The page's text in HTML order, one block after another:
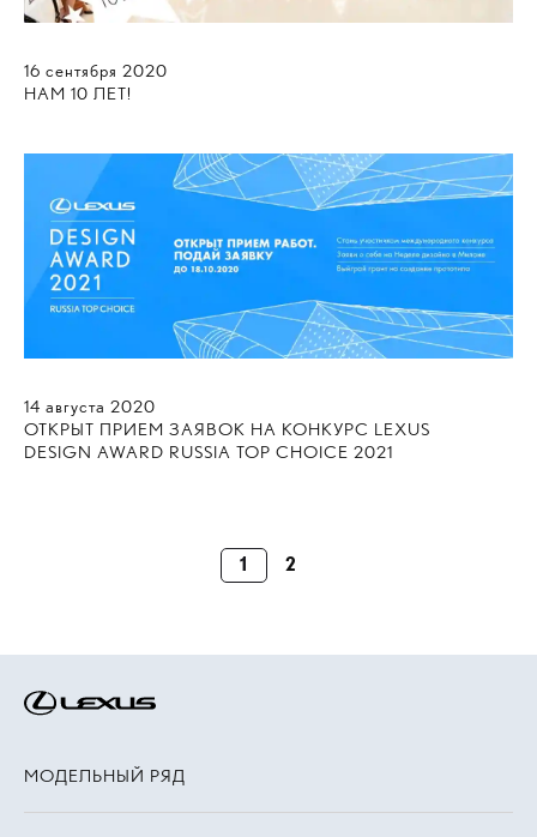
16 сентября 2020
НАМ 10 ЛЕТ!
14 августа 2020
ОТКРЫТ ПРИЕМ ЗАЯВОК НА КОНКУРС LEXUS
DESIGN AWARD RUSSIA TOP CHOICE 2021
1 2
МОДЕЛЬНЫЙ РЯД